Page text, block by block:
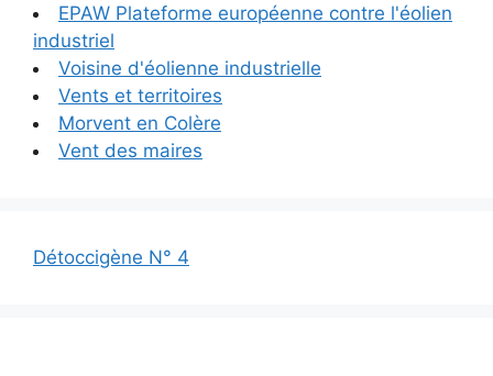
EPAW Plateforme européenne contre l'éolien
industriel
Voisine d'éolienne industrielle
Vents et territoires
Morvent en Colère
Vent des maires
Détoccigène N° 4